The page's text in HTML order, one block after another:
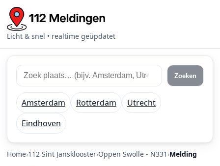
Licht & snel • realtime geüpdatet
Zoek 112 meldingen
Zoek plaats of regio Zoeken
Amsterdam Rotterdam
Utrecht
Eindhoven
Home 112 Sint Jansklooster Oppen Swolle - N331 Melding